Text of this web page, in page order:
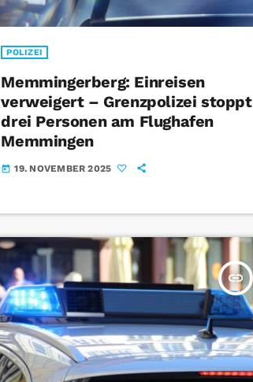
POLIZEI
Memmingerberg: Einreisen
verweigert – Grenzpolizei stoppt
drei Personen am Flughafen
Memmingen
today 19. NOVEMBER 2025
insert_link